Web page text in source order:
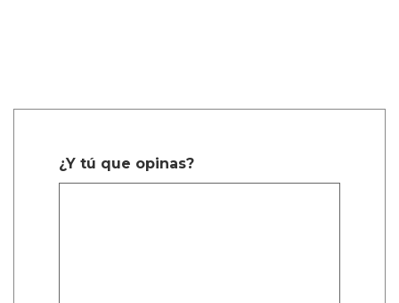
¿Y tú que opinas?